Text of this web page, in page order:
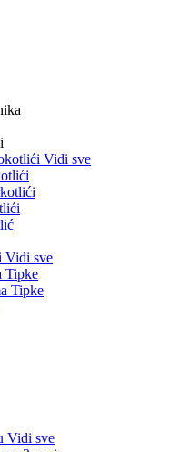
Vidi sve
Vidi sve
Tipke
Tipke
Vidi sve